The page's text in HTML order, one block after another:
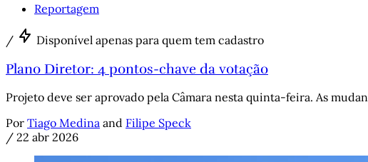
Reportagem
/ Disponível apenas para quem tem cadastro
Plano Diretor: 4 pontos-chave da votação
Projeto deve ser aprovado pela Câmara nesta quinta-feira. As
Por Tiago Medina and Filipe Speck
/ 22 abr 2026